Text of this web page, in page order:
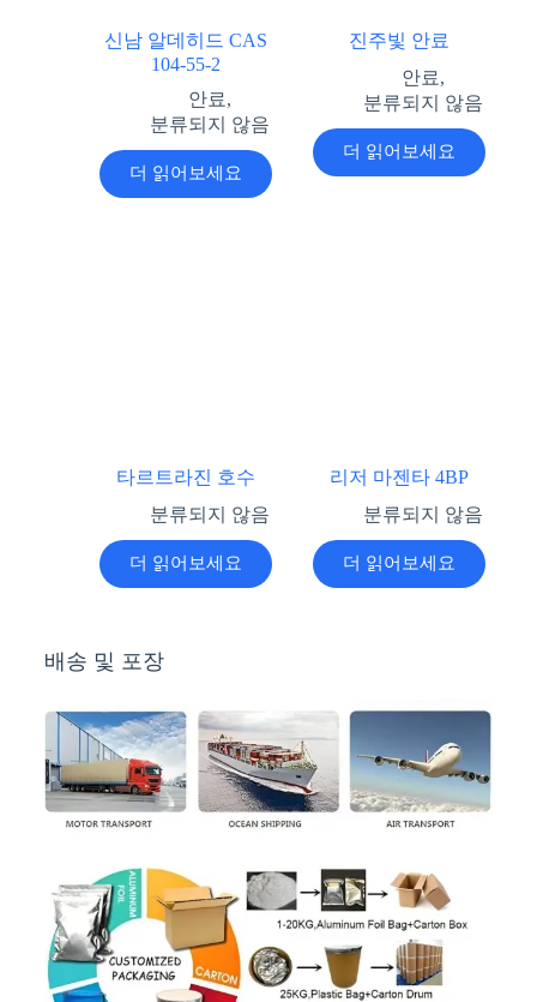
신남 알데히드 CAS
104-55-2
안료,
분류되지 않음
더 읽어보세요
진주빛 안료
안료,
분류되지 않음
더 읽어보세요
타르트라진 호수
분류되지 않음
더 읽어보세요
리저 마젠타 4BP
분류되지 않음
더 읽어보세요
배송 및 포장